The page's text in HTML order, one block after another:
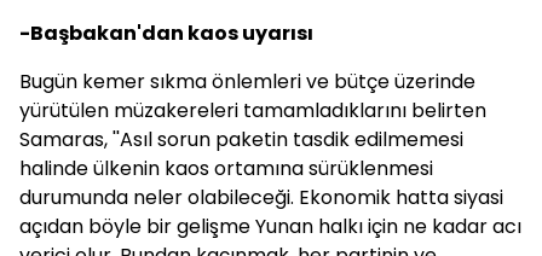
-Başbakan'dan kaos uyarısı
Bugün kemer sıkma önlemleri ve bütçe üzerinde
yürütülen müzakereleri tamamladıklarını belirten
Samaras, ''Asıl sorun paketin tasdik edilmemesi
halinde ülkenin kaos ortamına sürüklenmesi
durumunda neler olabileceği. Ekonomik hatta siyasi
açıdan böyle bir gelişme Yunan halkı için ne kadar acı